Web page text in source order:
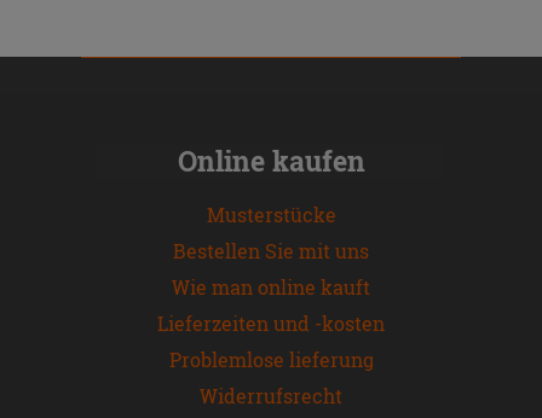
Online kaufen
Musterstücke
Bestellen Sie mit uns
Wie man online kauft
Lieferzeiten und -kosten
Problemlose lieferung
Widerrufsrecht